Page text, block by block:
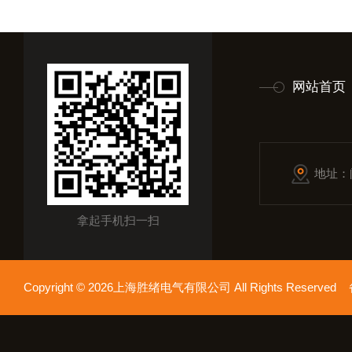
拿起手机扫一扫
网站首页
地址
Copyright © 2026上海胜绪电气有限公司 All Rights Reserved